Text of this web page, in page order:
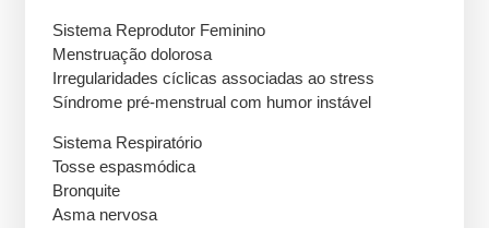
Sistema Reprodutor Feminino
Menstruação dolorosa
Irregularidades cíclicas associadas ao stress
Síndrome pré-menstrual com humor instável
Sistema Respiratório
Tosse espasmódica
Bronquite
Asma nervosa